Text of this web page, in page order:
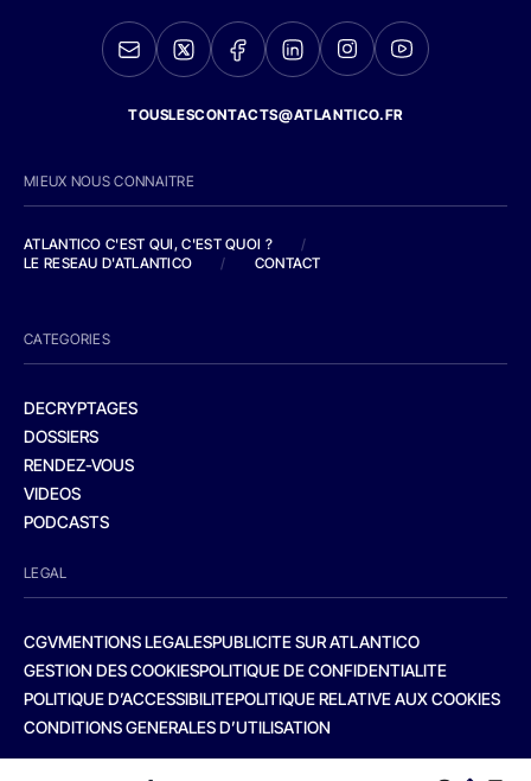
TOUSLESCONTACTS@ATLANTICO.FR
MIEUX NOUS CONNAITRE
ATLANTICO C'EST QUI, C'EST QUOI ?
/
LE RESEAU D'ATLANTICO
/ CONTACT
CATEGORIES
DECRYPTAGES
DOSSIERS
RENDEZ-VOUS
VIDEOS
PODCASTS
LEGAL
CGVMENTIONS LEGALESPUBLICITE SUR ATLANTICO
GESTION DES COOKIESPOLITIQUE DE CONFIDENTIALITE
POLITIQUE D’ACCESSIBILITEPOLITIQUE RELATIVE AUX COOKIES
CONDITIONS GENERALES D’UTILISATION